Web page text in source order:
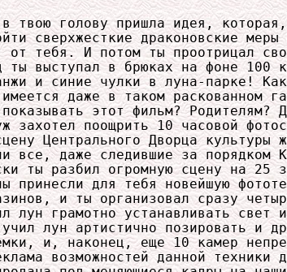
твою голову пришла идея,
сверхжесткие драконовские
тебя. И потом ты проотрицал
выступал в брюках на фоне 100
и синие чулки в луна-парке!
даже в таком раскованном
этот фильм? Родителям?
захотел поощрить 10 часовой
Центрального Дворца культуры
все, даже следившие за порядком
ты разбил огромную сцену на 25
принесли для тебя новейшую
и ты организовал сразу
лун грамотно устанавливать свет
лун артистично позировать и
и, наконец, еще 10 камер
возможностей данной техники